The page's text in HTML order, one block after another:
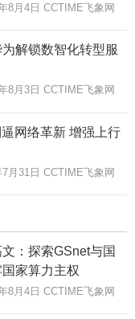
8月4日 CCTIME飞象网
解锁数智化转型服
8月3日 CCTIME飞象网
网络革新 增强上行
7月31日 CCTIME飞象网
：探索GSnet与国
家算力主权
8月4日 CCTIME飞象网